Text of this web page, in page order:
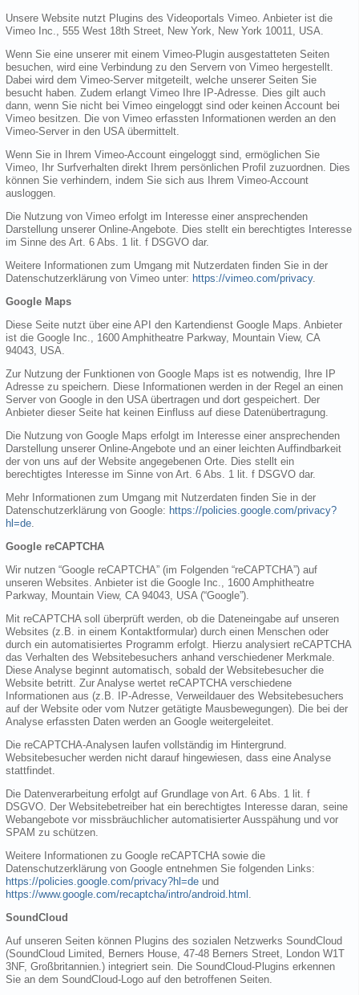
Unsere Website nutzt Plugins des Videoportals Vimeo. Anbieter ist die
Vimeo Inc., 555 West 18th Street, New York, New York 10011, USA.
Wenn Sie eine unserer mit einem Vimeo-Plugin ausgestatteten Seiten
besuchen, wird eine Verbindung zu den Servern von Vimeo hergestellt.
Dabei wird dem Vimeo-Server mitgeteilt, welche unserer Seiten Sie
besucht haben. Zudem erlangt Vimeo Ihre IP-Adresse. Dies gilt auch
dann, wenn Sie nicht bei Vimeo eingeloggt sind oder keinen Account bei
Vimeo besitzen. Die von Vimeo erfassten Informationen werden an den
Vimeo-Server in den USA übermittelt.
Wenn Sie in Ihrem Vimeo-Account eingeloggt sind, ermöglichen Sie
Vimeo, Ihr Surfverhalten direkt Ihrem persönlichen Profil zuzuordnen. Dies
können Sie verhindern, indem Sie sich aus Ihrem Vimeo-Account
ausloggen.
Die Nutzung von Vimeo erfolgt im Interesse einer ansprechenden
Darstellung unserer Online-Angebote. Dies stellt ein berechtigtes Interesse
im Sinne des Art. 6 Abs. 1 lit. f DSGVO dar.
Weitere Informationen zum Umgang mit Nutzerdaten finden Sie in der
Datenschutzerklärung von Vimeo unter: https://vimeo.com/privacy.
Google Maps
Diese Seite nutzt über eine API den Kartendienst Google Maps. Anbieter
ist die Google Inc., 1600 Amphitheatre Parkway, Mountain View, CA
94043, USA.
Zur Nutzung der Funktionen von Google Maps ist es notwendig, Ihre IP
Adresse zu speichern. Diese Informationen werden in der Regel an einen
Server von Google in den USA übertragen und dort gespeichert. Der
Anbieter dieser Seite hat keinen Einfluss auf diese Datenübertragung.
Die Nutzung von Google Maps erfolgt im Interesse einer ansprechenden
Darstellung unserer Online-Angebote und an einer leichten Auffindbarkeit
der von uns auf der Website angegebenen Orte. Dies stellt ein
berechtigtes Interesse im Sinne von Art. 6 Abs. 1 lit. f DSGVO dar.
Mehr Informationen zum Umgang mit Nutzerdaten finden Sie in der
Datenschutzerklärung von Google: https://policies.google.com/privacy?
hl=de
Google reCAPTCHA
Wir nutzen “Google reCAPTCHA” (im Folgenden “reCAPTCHA”) auf
unseren Websites. Anbieter ist die Google Inc., 1600 Amphitheatre
Parkway, Mountain View, CA 94043, USA (“Google”).
Mit reCAPTCHA soll überprüft werden, ob die Dateneingabe auf unseren
Websites (z.B. in einem Kontaktformular) durch einen Menschen oder
durch ein automatisiertes Programm erfolgt. Hierzu analysiert reCAPTCHA
das Verhalten des Websitebesuchers anhand verschiedener Merkmale.
Diese Analyse beginnt automatisch, sobald der Websitebesucher die
Website betritt. Zur Analyse wertet reCAPTCHA verschiedene
Informationen aus (z.B. IP-Adresse, Verweildauer des Websitebesuchers
auf der Website oder vom Nutzer getätigte Mausbewegungen). Die bei der
Analyse erfassten Daten werden an Google weitergeleitet.
Die reCAPTCHA-Analysen laufen vollständig im Hintergrund.
Websitebesucher werden nicht darauf hingewiesen, dass eine Analyse
stattfindet.
Die Datenverarbeitung erfolgt auf Grundlage von Art. 6 Abs. 1 lit. f
DSGVO. Der Websitebetreiber hat ein berechtigtes Interesse daran, seine
Webangebote vor missbräuchlicher automatisierter Ausspähung und vor
SPAM zu schützen.
Weitere Informationen zu Google reCAPTCHA sowie die
Datenschutzerklärung von Google entnehmen Sie folgenden Links:
https://policies.google.com/privacy?hl=de und
https://www.google.com/recaptcha/intro/android.html
SoundCloud
Auf unseren Seiten können Plugins des sozialen Netzwerks SoundCloud
(SoundCloud Limited, Berners House, 47-48 Berners Street, London W1T
3NF, Großbritannien.) integriert sein. Die SoundCloud-Plugins erkennen
Sie an dem SoundCloud-Logo auf den betroffenen Seiten.